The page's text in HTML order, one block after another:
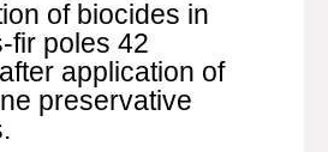
of biocides in
fir poles 42
application of
preservative